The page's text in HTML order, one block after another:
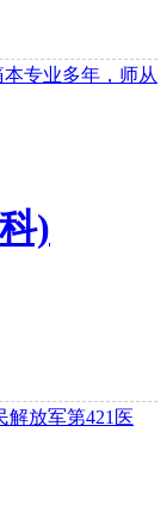
专业多年，师从
)
解放军第421医